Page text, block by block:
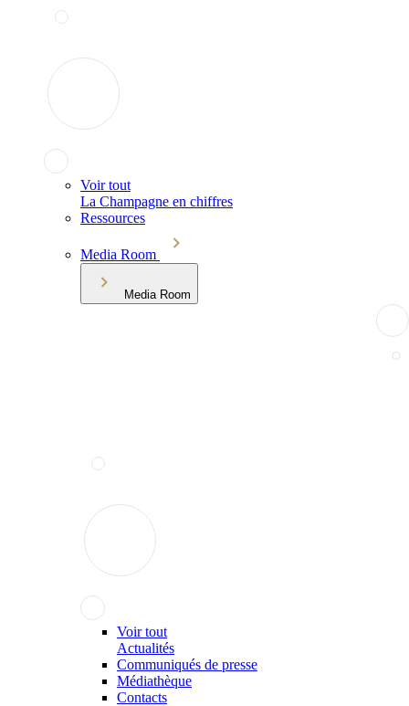
Voir tout
La Champagne en chiffres
Ressources
Media Room
Media Room
Voir tout
Actualités
Communiqués de presse
Médiathèque
Contacts